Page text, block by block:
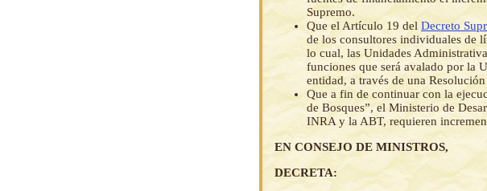
Supremo.
Que el Artículo 19 del Decreto
de los consultores individuales de
lo cual, las Unidades
funciones que será avalado por la
entidad, a través de una Resolución
Que a fin de continuar con la
de Bosques”, el Ministerio de
INRA y la ABT, requieren
EN CONSEJO DE MINISTROS,
DECRETA: